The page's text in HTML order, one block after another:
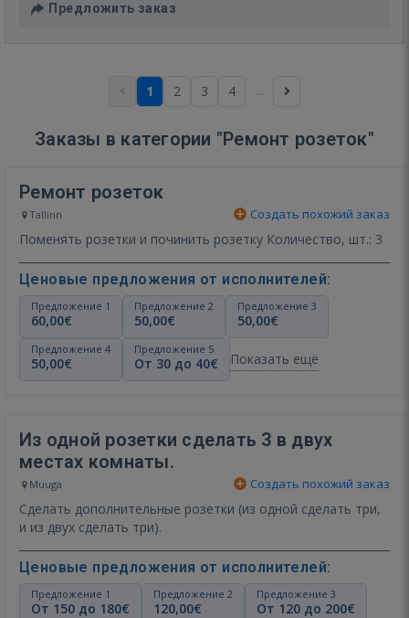
Предложить заказ
1 2 3 4 ...
Заказы в категории "Ремонт розеток"
Ремонт розеток
Tallinn Создать похожий заказ
Поменять розетки и починить розетку Количество, шт.: 3
Ценовые предложения от исполнителей:
Предложение 1
60,00€
Предложение 2
50,00€
Предложение 3
50,00€
Предложение 4
50,00€
Предложение 5
От 30 до 40€ Показать ещё
Из одной розетки сделать 3 в двух
местах комнаты.
Muuga Создать похожий заказ
Сделать дополнительные розетки (из одной сделать три,
и из двух сделать три).
Ценовые предложения от исполнителей:
Предложение 1
От 150 до 180€
Предложение 2
120,00€
Предложение 3
От 120 до 200€